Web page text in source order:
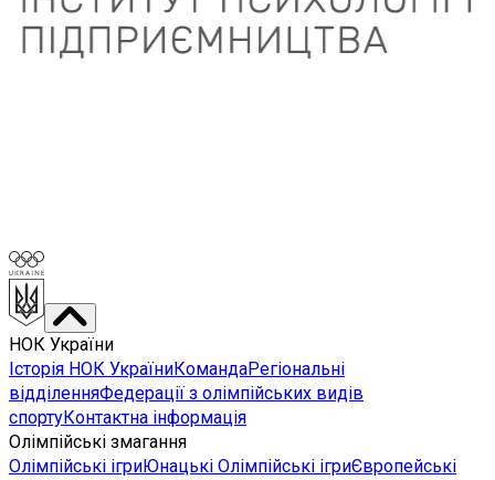
НОК України
Історія НОК УкраїниКомандаРегіональні
відділенняФедерації з олімпійських видів
спортуКонтактна інформація
Олімпійські змагання
Олімпійські ігриЮнацькі Олімпійські ігриЄвропейські